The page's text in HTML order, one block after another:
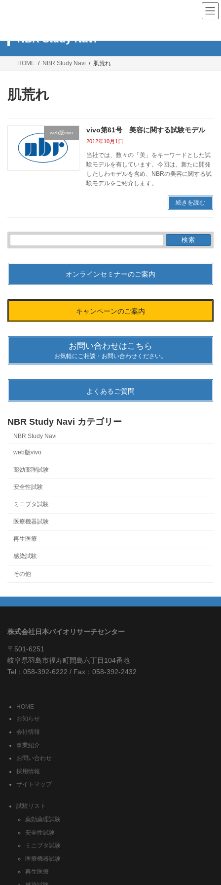
ツ
ス
シ
ン
NBR Study Navi
HOME NBR Study Navi 肌荒れ
肌荒れ
web版vivo vivo第61号 美容に関する試験モデル
2012年10月1日
当社では、数々の「美」をキーワードとした試
験モデルを有しています。今回は、新たに開発
したしわモデルを含め、NBRの美容に関する試
験モデルをご紹介します。
続きを読む
検
索:
オンラインセミナーのご案内
キャンペーンのご案内
お問い合わせはこちら
お気軽にご相談・お問い合わせください。
よくあるご質問
NBR Study Navi カテゴリー
NBR Study Navi
web版vivo
薬効薬理試験
安全性試験
ミニブタ試験
医療機器試験
再生医療
感染試験
その他
株式会社日本バイオリサーチセンター
〒501-6251
岐阜県羽島市福寿町間島六丁目104番地
Tel：058-392-6222 / Fax：058-392-2432
HOME
お知らせ
会社情報
事業紹介
お問い合わせ
採用情報
サイトマップ
試験リスト
薬効薬理試験
安全性試験
ミニブタ試験
医療機器試験
再生医療